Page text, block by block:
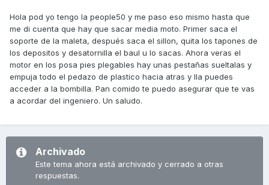
Hola pod yo tengo la people50 y me paso eso mismo hasta que
me di cuenta que hay que sacar media moto. Primer saca el
soporte de la maleta, después saca el sillon, quita los tapones de
los depositos y desatornilla el baul u lo sacas. Ahora veras el
motor en los posa pies plegables hay unas pestañas sueltalas y
empuja todo el pedazo de plastico hacia atras y lla puedes
acceder a la bombilla. Pan comido te puedo asegurar que te vas
a acordar del ingeniero. Un saludo.
Archivado
Este tema ahora está archivado y cerrado a otras
respuestas.